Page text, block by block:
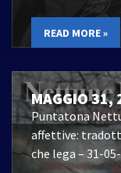
READ MORE »
MAGGIO 31,
Puntatona
affettive:
che lega – 31-